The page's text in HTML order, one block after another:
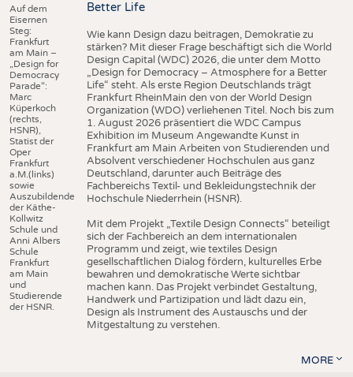
Auf dem
Eisernen
Steg:
Frankfurt
am Main –
„Design for
Democracy
Parade“:
Marc
Küperkoch
(rechts,
HSNR),
Statist der
Oper
Frankfurt
a.M.(links)
sowie
Auszubildende
der Käthe-
Kollwitz
Schule und
Anni Albers
Schule
Frankfurt
am Main
und
Studierende
der HSNR.
Better Life
Wie kann Design dazu beitragen, Demokratie zu
stärken? Mit dieser Frage beschäftigt sich die World
Design Capital (WDC) 2026, die unter dem Motto
„Design for Democracy – Atmosphere for a Better
Life“ steht. Als erste Region Deutschlands trägt
Frankfurt RheinMain den von der World Design
Organization (WDO) verliehenen Titel. Noch bis zum
1. August 2026 präsentiert die WDC Campus
Exhibition im Museum Angewandte Kunst in
Frankfurt am Main Arbeiten von Studierenden und
Absolvent verschiedener Hochschulen aus ganz
Deutschland, darunter auch Beiträge des
Fachbereichs Textil- und Bekleidungstechnik der
Hochschule Niederrhein (HSNR).
Mit dem Projekt „Textile Design Connects“ beteiligt
sich der Fachbereich an dem internationalen
Programm und zeigt, wie textiles Design
gesellschaftlichen Dialog fördern, kulturelles Erbe
bewahren und demokratische Werte sichtbar
machen kann. Das Projekt verbindet Gestaltung,
Handwerk und Partizipation und lädt dazu ein,
Design als Instrument des Austauschs und der
Mitgestaltung zu verstehen.
MORE